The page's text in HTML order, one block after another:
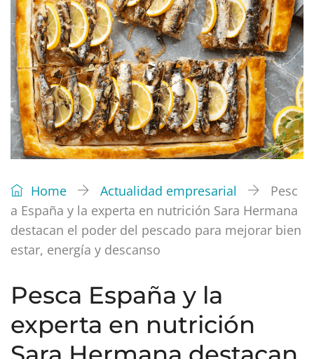
Home Actualidad empresarial
Pesc
a España y la experta en nutrición Sara Hermana
destacan el poder del pescado para mejorar bien
estar, energía y descanso
Pesca España y la
experta en nutrición